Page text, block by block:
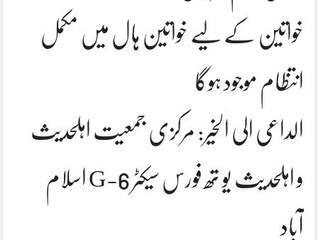
خواتین کے لیے خواتین ہال میں مکمل
انتظام موجود ہوگا
الداعی الی الخیر: مرکزی جمعیت اہلحدیث
و اہلحدیث یو تھ فورس سیکٹر G-6 اسلام
آباد